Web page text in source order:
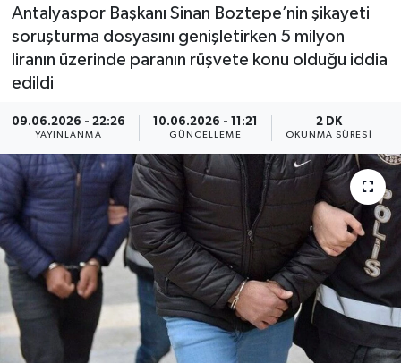
Antalyaspor Başkanı Sinan Boztepe’nin şikayeti
soruşturma dosyasını genişletirken 5 milyon
liranın üzerinde paranın rüşvete konu olduğu iddia
edildi
09.06.2026 - 22:26
YAYINLANMA
10.06.2026 - 11:21
GÜNCELLEME
2 DK
OKUNMA SÜRESI
SİYASET
SAĞLIK
DÜNYA
EĞİTİM
TURİZM
RÖPORTAJ
VİDEO HABERLER
YAZARLAR
Haber Arşivi